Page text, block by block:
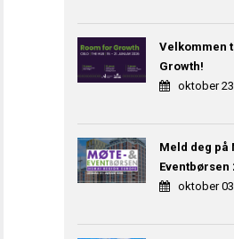
Velkommen
Growth!
oktober
Meld deg på
Eventbørsen
oktober